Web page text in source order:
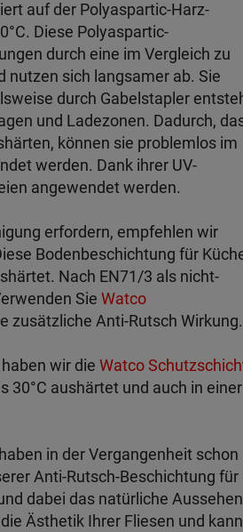
auf der Polyaspartic-Harz-
Diese Polyaspartic-
durch eine im Vergleich zu
nutzen sich langsamer ab. Sie
durch Gabelstapler
und Ladezonen. Dadurch,
können sie problemlos im
werden. Dank ihrer UV-
angewendet werden.
erfordern, empfehlen wir
Bodenbeschichtung für
Nach EN71/3 als nicht-
Sie Watco
zusätzliche Anti-Rutsch Wirkung.
wir die Watco
30°C aushärtet und auch in einer
in der Vergangenheit schon
Anti-Rutsch-Beschichtung für
dabei das natürliche Aussehen
Ästhetik Ihrer Fliesen und kann